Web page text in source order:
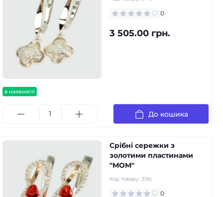
в наявності
0
3 505.00 грн.
До кошика
Срібні сережки з
золотими пластинами
"MOM"
Код товару: 316с
0